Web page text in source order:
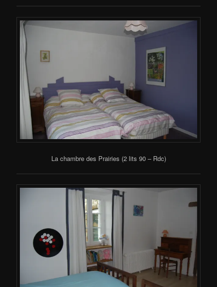
La chambre des Prairies (2 lits 90 – Rdc)